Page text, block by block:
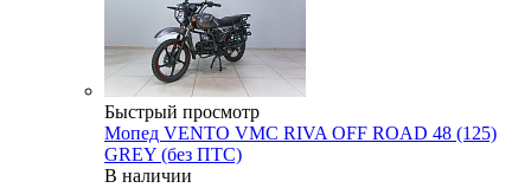
Быстрый просмотр
Мопед VENTO VMC RIVA OFF ROAD 48 (125)
GREY (без ПТС)
В наличии